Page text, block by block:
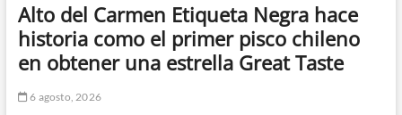
Alto del Carmen Etiqueta Negra hace
historia como el primer pisco chileno
en obtener una estrella Great Taste
6 agosto, 2026